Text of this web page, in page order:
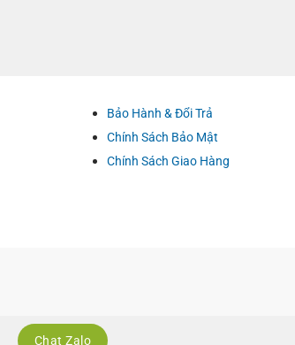
Bảo Hành & Đổi Trả
Chính Sách Bảo Mật
Chính Sách Giao Hàng
Chat Zalo